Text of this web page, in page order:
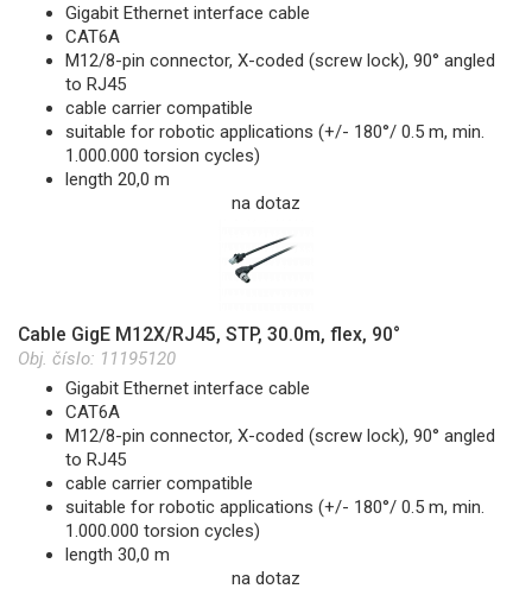
Gigabit Ethernet interface cable
CAT6A
M12/8-pin connector, X-coded (screw lock), 90° angled
to RJ45
cable carrier compatible
suitable for robotic applications (+/- 180°/ 0.5 m, min.
1.000.000 torsion cycles)
length 20,0 m
na dotaz
Cable GigE M12X/RJ45, STP, 30.0m, flex, 90°
Obj. číslo: 11195120
Gigabit Ethernet interface cable
CAT6A
M12/8-pin connector, X-coded (screw lock), 90° angled
to RJ45
cable carrier compatible
suitable for robotic applications (+/- 180°/ 0.5 m, min.
1.000.000 torsion cycles)
length 30,0 m
na dotaz